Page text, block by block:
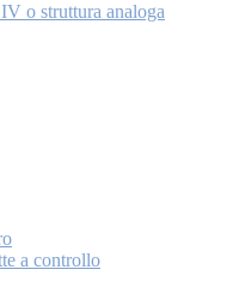
o struttura analoga
a controllo